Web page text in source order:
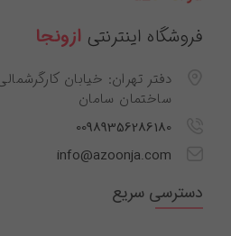
فروشگاه اینترنتی ازونجا
دفتر تهران: خیابان
ساختمان سامان
00989356286180
info@azoonja.com
دسترسی سریع